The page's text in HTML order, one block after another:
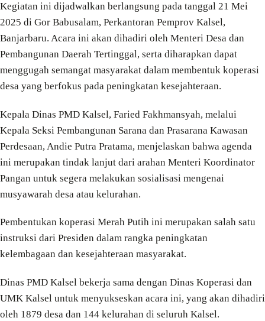
Kegiatan ini dijadwalkan berlangsung pada tanggal 21 Mei
2025 di Gor Babusalam, Perkantoran Pemprov Kalsel,
Banjarbaru. Acara ini akan dihadiri oleh Menteri Desa dan
Pembangunan Daerah Tertinggal, serta diharapkan dapat
menggugah semangat masyarakat dalam membentuk koperasi
desa yang berfokus pada peningkatan kesejahteraan.
Kepala Dinas PMD Kalsel, Faried Fakhmansyah, melalui
Kepala Seksi Pembangunan Sarana dan Prasarana Kawasan
Perdesaan, Andie Putra Pratama, menjelaskan bahwa agenda
ini merupakan tindak lanjut dari arahan Menteri Koordinator
Pangan untuk segera melakukan sosialisasi mengenai
musyawarah desa atau kelurahan.
Pembentukan koperasi Merah Putih ini merupakan salah satu
instruksi dari Presiden dalam rangka peningkatan
kelembagaan dan kesejahteraan masyarakat.
Dinas PMD Kalsel bekerja sama dengan Dinas Koperasi dan
UMK Kalsel untuk menyukseskan acara ini, yang akan dihadiri
oleh 1879 desa dan 144 kelurahan di seluruh Kalsel.